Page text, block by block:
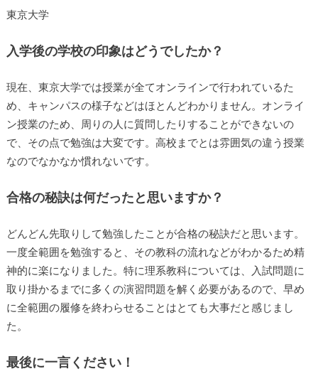
東京大学
入学後の学校の印象はどうでしたか？
現在、東京大学では授業が全てオンラインで行われているた
め、キャンパスの様子などはほとんどわかりません。オンライ
ン授業のため、周りの人に質問したりすることができないの
で、その点で勉強は大変です。高校までとは雰囲気の違う授業
なのでなかなか慣れないです。
合格の秘訣は何だったと思いますか？
どんどん先取りして勉強したことが合格の秘訣だと思います。
一度全範囲を勉強すると、その教科の流れなどがわかるため精
神的に楽になりました。特に理系教科については、入試問題に
取り掛かるまでに多くの演習問題を解く必要があるので、早め
に全範囲の履修を終わらせることはとても大事だと感じまし
た。
最後に一言ください！